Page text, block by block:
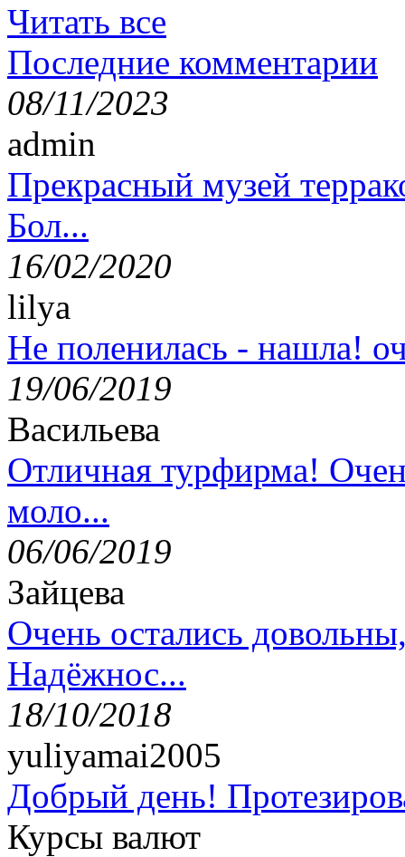
Читать все
Последние комментарии
08/11/2023
admin
Прекрасный музей
Бол...
16/02/2020
lilya
Не поленилась - нашла!
19/06/2019
Васильева
Отличная турфирма!
моло...
06/06/2019
Зайцева
Очень остались
Надёжнос...
18/10/2018
yuliyamai2005
Добрый день!
Курсы валют